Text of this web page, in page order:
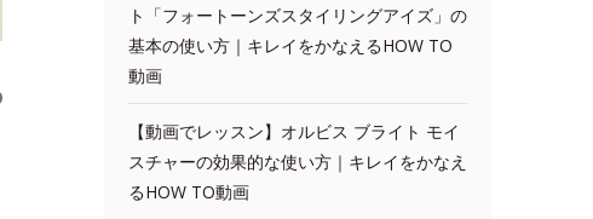
ト「フォートーンズスタイリングアイズ」の
基本の使い方｜キレイをかなえるHOW TO
動画
【動画でレッスン】オルビス ブライト モイ
スチャーの効果的な使い方｜キレイをかなえ
るHOW TO動画